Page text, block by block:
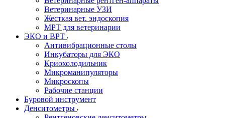
Ветеринарные УЗИ
Жесткая вет. эндоскопия
МРТ для ветеринарии
ЭКО и ВРТ
Антивибрационные столы
Инкубаторы для ЭКО
Криохолодильник
Микроманипуляторы
Микроскопы
Рабочие станции
Буровой инструмент
Денситометры